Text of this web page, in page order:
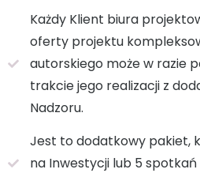
Każdy Klient biura
oferty projektu
autorskiego może w razie
trakcie jego realizacji z
Nadzoru.
Jest to dodatkowy pakiet,
na Inwestycji lub 5